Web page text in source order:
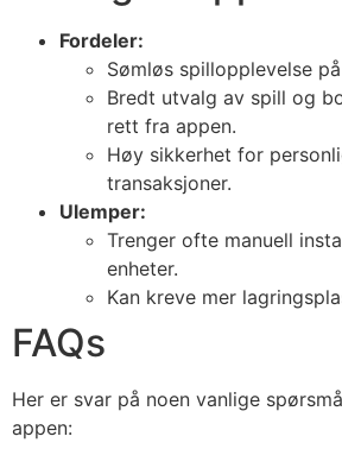
Fordeler:
Sømløs spillopplevelse
Bredt utvalg av spill og
rett fra appen.
Høy sikkerhet for
transaksjoner.
Ulemper:
Trenger ofte manuell
enheter.
Kan kreve mer
FAQs
Her er svar på noen vanlige
appen: